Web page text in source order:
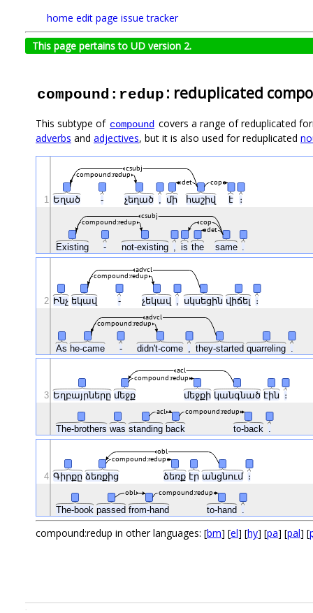
home edit page issue tracker
This page pertains to UD version 2.
compound:redup : reduplicated
This subtype of compound covers a range of reduplicated
adverbs and adjectives, but it is also used for reduplicated
Եղած - չեղած , մի հաշիվ է ։
Existing - not-existing , is the same .
cop
det
compound:redup
csubj
det
cop
compound:redup
csubj
1
Ինչ եկավ - չեկավ սկսեցին վիճել ։
As he-came - didn't-come they-started quarreling
compound:redup
advcl
compound:redup
advcl
2
Եղբայրները մեջք մեջքի կանգնած էին ։
The-brothers was standing back to-back .
compound:redup
acl
compound:redup
acl
3
Գիրքը ձեռքից ձեռք էր անցնում ։
The-book passed from-hand to-hand
compound:redup
obl
obl compound:redup
4
compound:redup in other languages: [bm] [el] [hy] [pa] [pal] [
.